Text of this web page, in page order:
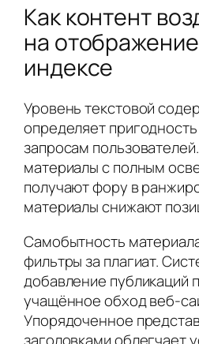
Как контент
на
индексе
Уровень текстовой
определяет
запросам
материалы с полным
получают фору в
материалы снижают
Самобытность
фильтры за плагиат.
добавление публикаций
учащённое обход веб-
Упорядоченное